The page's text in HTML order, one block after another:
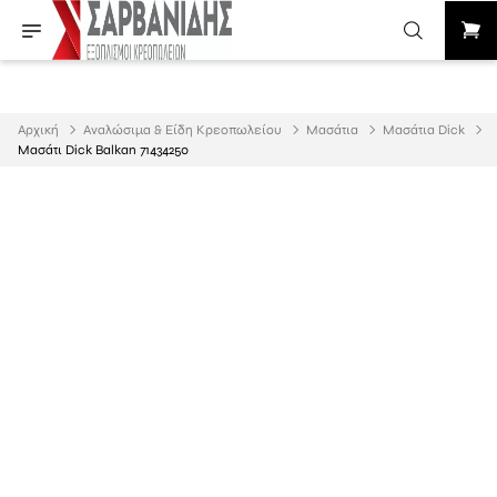
Αρχική Αναλώσιμα & Είδη Κρεοπωλείου Μασάτια
Μασάτια Dick
Μασάτι Dick Balkan 71434250